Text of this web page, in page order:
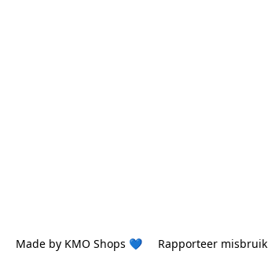
Made by KMO Shops 💙 Rapporteer misbruik